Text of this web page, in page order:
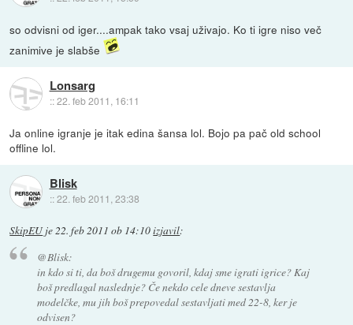
so odvisni od iger....ampak tako vsaj uživajo. Ko ti igre niso več
zanimive je slabše
Lonsarg
::22. feb 2011, 16:11
Ja online igranje je itak edina šansa lol. Bojo pa pač old school
offline lol.
Blisk
::22. feb 2011, 23:38
SkipEU je22. feb 2011 ob 14:10izjavil:
@Blisk:
in kdo si ti, da boš drugemu govoril, kdaj sme igrati igrice? Kaj
boš predlagal naslednje? Če nekdo cele dneve sestavlja
modelčke, mu jih boš prepovedal sestavljati med 22-8, ker je
odvisen?